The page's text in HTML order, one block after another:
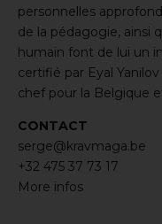
personnelles
de la pédagogie, ainsi
humain font de lui un
certifié par Eyal
chef pour la Belgique
CONTACT
serge@kravmaga.be
+32 475 37 73 17
More infos